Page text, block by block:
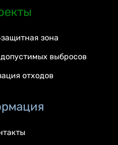
зона
выбросов
отходов